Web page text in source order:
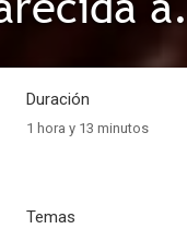
Duración
1 hora y 13 minutos
Temas